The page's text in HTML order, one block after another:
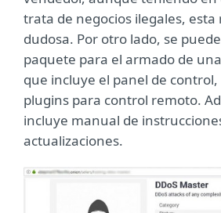
trata de negocios ilegales,
dudosa. Por otro lado, se
paquete para el armado de
que incluye el panel de
plugins para control remoto.
incluye manual de
actualizaciones.